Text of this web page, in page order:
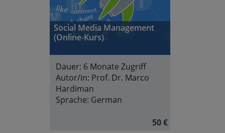
Social Media Management
(Online-Kurs)
Dauer: 6 Monate Zugriff
Autor/in: Prof. Dr. Marco
Hardiman
Sprache: German
50 €